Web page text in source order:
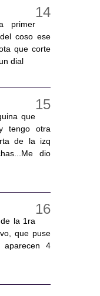
primer
coso ese
que corte
dial
que
tengo otra
de la izq
dio
la 1ra
que puse
4